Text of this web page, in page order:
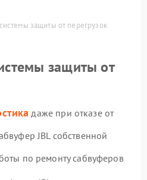
защиты от перегрузок
защиты от
даже при отказе от
JBL собственной
по ремонту сабвуферов